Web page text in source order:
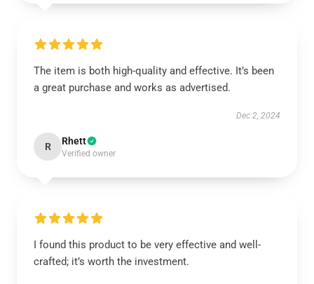
The item is both high-quality and effective. It’s been
a great purchase and works as advertised.
Dec 2, 2024
R Rhett
Verified owner
I found this product to be very effective and well-
crafted; it’s worth the investment.